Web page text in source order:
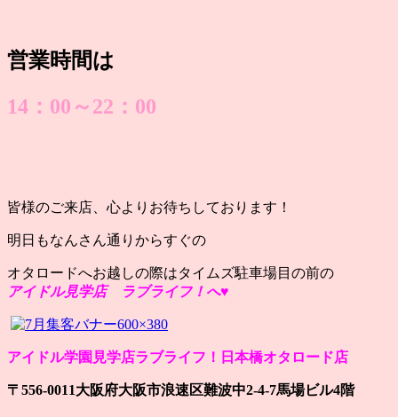
営業時間は
14：00～22：00
皆様のご来店、心よりお待ちしております！
明日もなんさん通りからすぐの
オタロードへお越しの際はタイムズ駐車場目の前の
アイドル見学店 ラブライフ！へ♥
アイドル学園見学店ラブライフ！日本橋オタロード店
〒556-0011大阪府大阪市浪速区難波中2-4-7馬場ビル4階